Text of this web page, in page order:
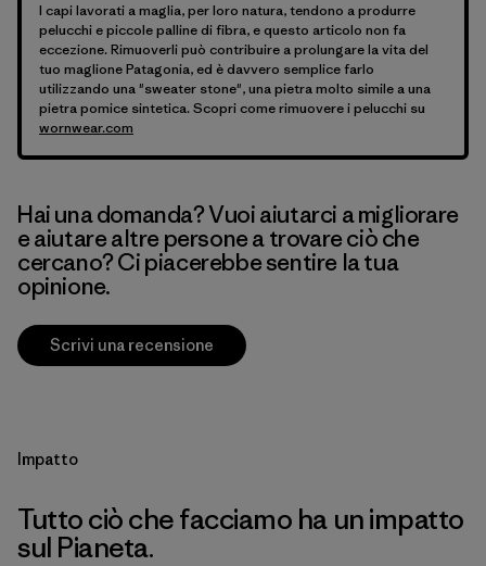
I capi lavorati a maglia, per loro natura, tendono a produrre
pelucchi e piccole palline di fibra, e questo articolo non fa
eccezione. Rimuoverli può contribuire a prolungare la vita del
tuo maglione Patagonia, ed è davvero semplice farlo
utilizzando una "sweater stone", una pietra molto simile a una
pietra pomice sintetica. Scopri come rimuovere i pelucchi su
wornwear.com
Hai una domanda? Vuoi aiutarci a migliorare
e aiutare altre persone a trovare ciò che
cercano? Ci piacerebbe sentire la tua
opinione.
Scrivi una recensione
Impatto
Tutto ciò che facciamo ha un impatto
sul Pianeta.